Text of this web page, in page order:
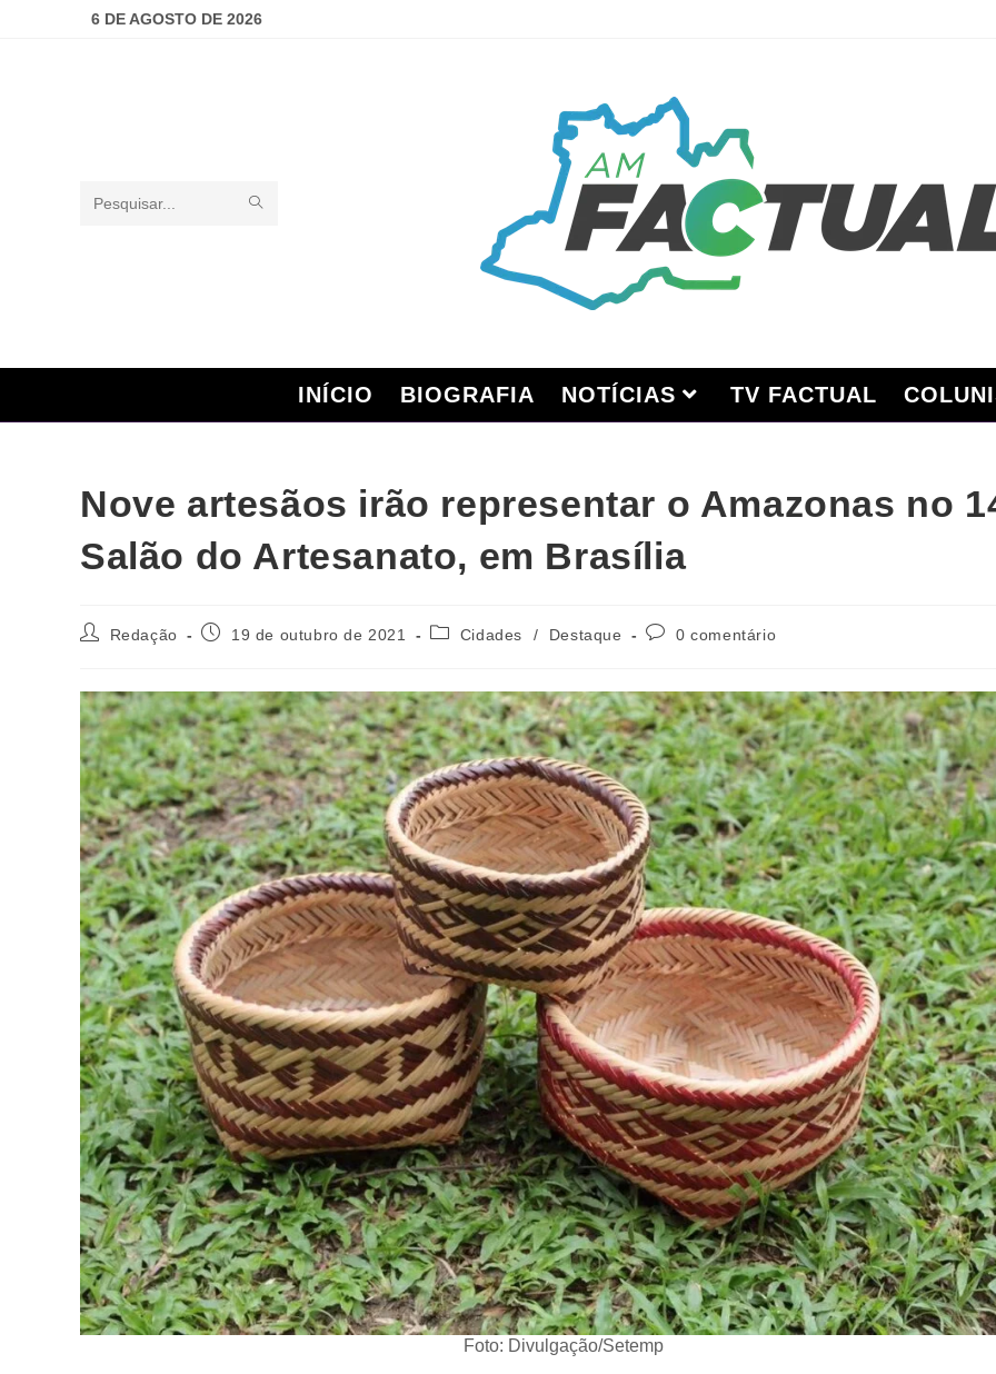
6 DE AGOSTO DE 2026
Pesquisar
INÍCIO BIOGRAFIA NOTÍCIAS TV FACTUAL
Nove artesãos irão representar o Amazonas no
Salão do Artesanato, em Brasília
Redação 19 de outubro de 2021 Cidades / Destaque 0 comentário
Foto: Divulgação/Setemp